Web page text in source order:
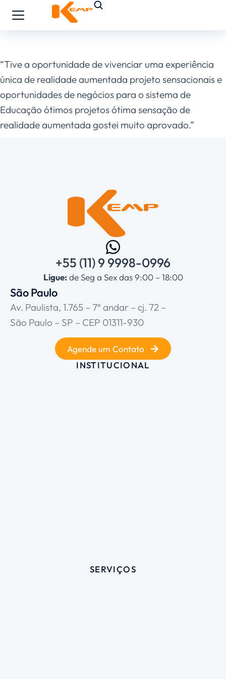
“Tive a oportunidade de vivenciar uma experiência
única de realidade aumentada projeto sensacionais e
oportunidades de negócios para o sistema de
Educação ótimos projetos ótima sensação de
realidade aumentada gostei muito aprovado.”
+55 (11) 9 9998-0996
Ligue: de Seg a Sex das 9:00 – 18:00
São Paulo
Av. Paulista, 1.765 – 7º andar – cj. 72 –
São Paulo – SP – CEP 01311-930
Agende um Contato
INSTITUCIONAL
SERVIÇOS